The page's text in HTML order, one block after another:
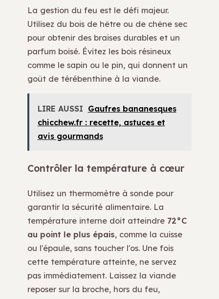
La gestion du feu est le défi majeur.
Utilisez du bois de hêtre ou de chêne sec
pour obtenir des braises durables et un
parfum boisé. Évitez les bois résineux
comme le sapin ou le pin, qui donnent un
goût de térébenthine à la viande.
LIRE AUSSI Gaufres bananesques
chicchew.fr : recette, astuces et
avis gourmands
Contrôler la température à cœur
Utilisez un thermomètre à sonde pour
garantir la sécurité alimentaire. La
température interne doit atteindre 72°C
au point le plus épais, comme la cuisse
ou l'épaule, sans toucher l'os. Une fois
cette température atteinte, ne servez
pas immédiatement. Laissez la viande
reposer sur la broche, hors du feu,